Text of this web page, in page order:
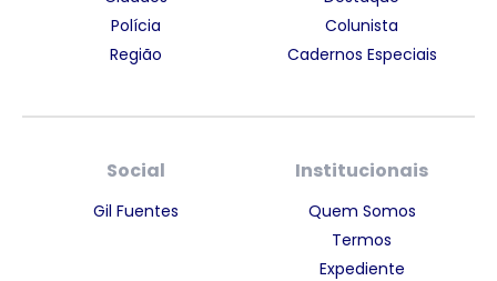
Polícia
Região
Colunista
Cadernos Especiais
Social
Gil Fuentes
Institucionais
Quem Somos
Termos
Expediente